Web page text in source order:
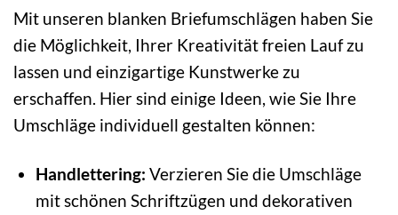
Mit unseren blanken Briefumschlägen haben Sie
die Möglichkeit, Ihrer Kreativität freien Lauf zu
lassen und einzigartige Kunstwerke zu
erschaffen. Hier sind einige Ideen, wie Sie Ihre
Umschläge individuell gestalten können:
Handlettering: Verzieren Sie die Umschläge
mit schönen Schriftzügen und dekorativen